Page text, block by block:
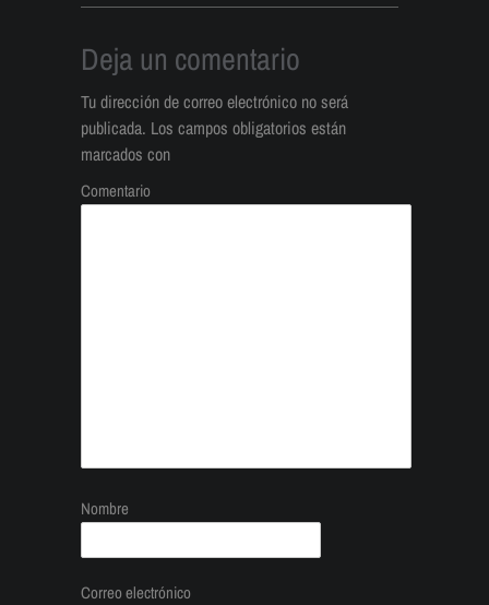
Deja un comentario
Tu dirección de correo electrónico no será
publicada. Los campos obligatorios están
marcados con
Comentario
Nombre
Correo electrónico